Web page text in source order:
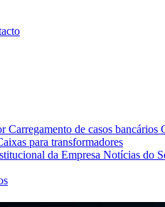
Carregamento de casos bancários
para transformadores
da Empresa Notícias do